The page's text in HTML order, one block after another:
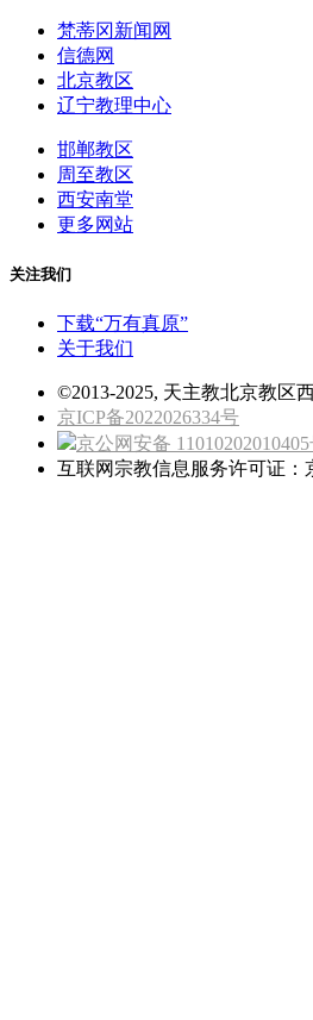
梵蒂冈新闻网
信德网
北京教区
辽宁教理中心
邯郸教区
周至教区
西安南堂
更多网站
关注我们
下载“万有真原”
关于我们
©2013-2025, 天主教北京教区
京ICP备2022026334号
京公网安备
互联网宗教信息服务许可证：